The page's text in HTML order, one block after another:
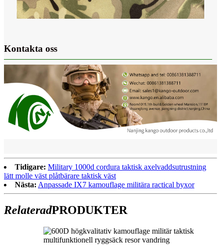
Kontakta oss
Tidigare: Military 1000d cordura taktisk axelvaddsutrustning
lätt molle väst plåtbärare taktisk väst
Nästa: Anpassade IX7 kamouflage militära ractical byxor
RelateradPRODUKTER